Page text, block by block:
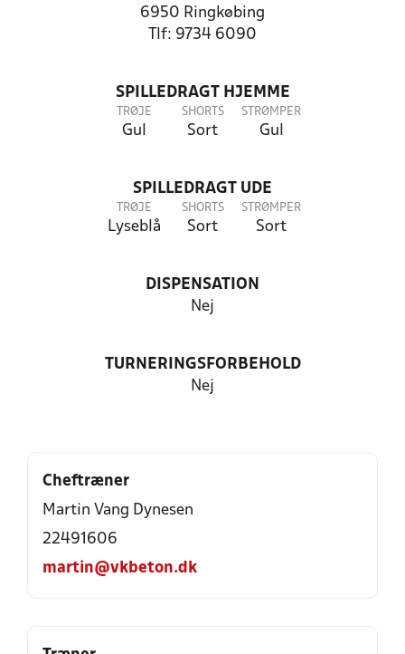
6950 Ringkøbing
Tlf: 9734 6090
SPILLEDRAGT HJEMME
TRØJE
Gul
SHORTS
Sort
STRØMPER
Gul
SPILLEDRAGT UDE
TRØJE
Lyseblå
SHORTS
Sort
STRØMPER
Sort
DISPENSATION
Nej
TURNERINGSFORBEHOLD
Nej
Cheftræner
Martin Vang Dynesen
22491606
martin@vkbeton.dk